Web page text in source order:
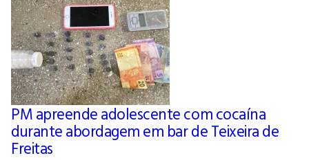
PM apreende adolescente com cocaína
durante abordagem em bar de Teixeira de
Freitas